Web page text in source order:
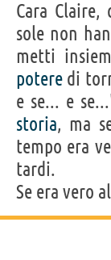
Cara Claire,
sole non
metti
potere di
e se... e
storia, ma
tempo era
tardi.
Se era vero